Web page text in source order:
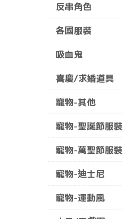
反串角色
各國服裝
吸血鬼
喜慶/求婚道具
寵物-其他
寵物-聖誕節服裝
寵物-萬聖節服裝
寵物-迪士尼
寵物-運動風